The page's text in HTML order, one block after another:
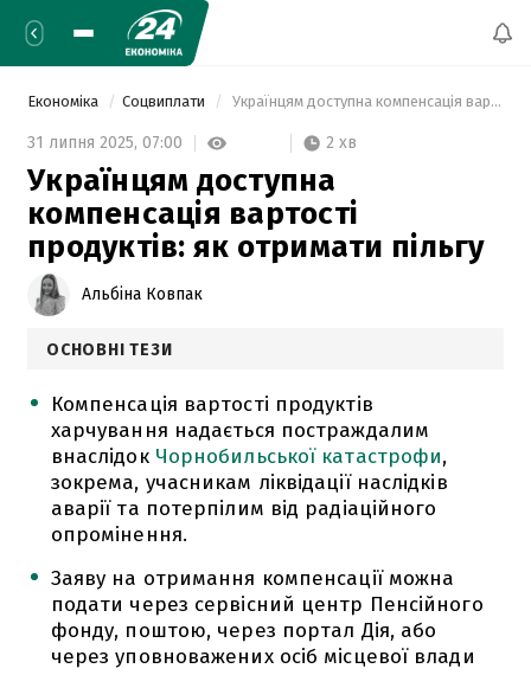
Економіка Соцвиплати Українцям доступна компенсація вартості продуктів: як отримати пільгу
31 липня 2025, 07:00 2 хв
Українцям доступна
компенсація вартості
продуктів: як отримати пільгу
Альбіна Ковпак
ОСНОВНІ ТЕЗИ
Компенсація вартості продуктів
харчування надається постраждалим
внаслідок Чорнобильської катастрофи,
зокрема, учасникам ліквідації наслідків
аварії та потерпілим від радіаційного
опромінення.
Заяву на отримання компенсації можна
подати через сервісний центр Пенсійного
фонду, поштою, через портал Дія, або
через уповноважених осіб місцевої влади